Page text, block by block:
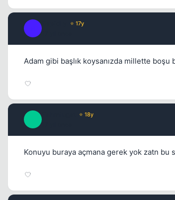
⭐ 17y
Adam gibi başlık koysanızda millette boşu
⭐ 18y
Konuyu buraya açmana gerek yok zatn